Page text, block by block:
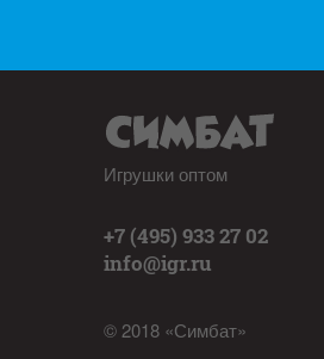
Игрушки оптом
+7 (495) 933 27 02
info@igr.ru
© 2018 «Симбат»